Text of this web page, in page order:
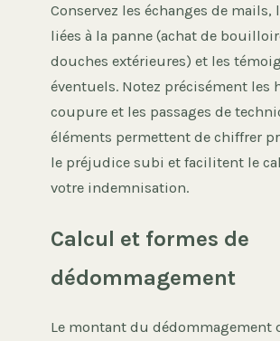
Conservez les échanges de mails,
liées à la panne (achat de
douches extérieures) et les
éventuels. Notez précisément les
coupure et les passages de
éléments permettent de chiffrer
le préjudice subi et facilitent le
votre indemnisation.
Calcul et formes de
dédommagement
Le montant du dédommagement